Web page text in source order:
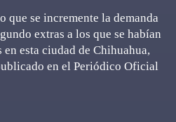
que se incremente la demanda
extras a los que se habían
esta ciudad de Chihuahua,
en el Periódico Oficial